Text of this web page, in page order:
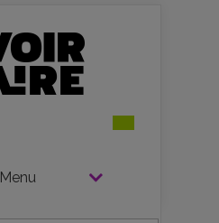
Menu